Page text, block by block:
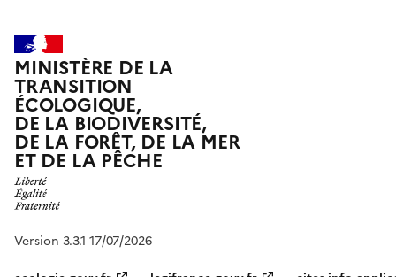
MINISTÈRE DE LA
TRANSITION
ÉCOLOGIQUE,
DE LA BIODIVERSITÉ,
DE LA FORÊT, DE LA MER
ET DE LA PÊCHE
Version 3.3.1 17/07/2026